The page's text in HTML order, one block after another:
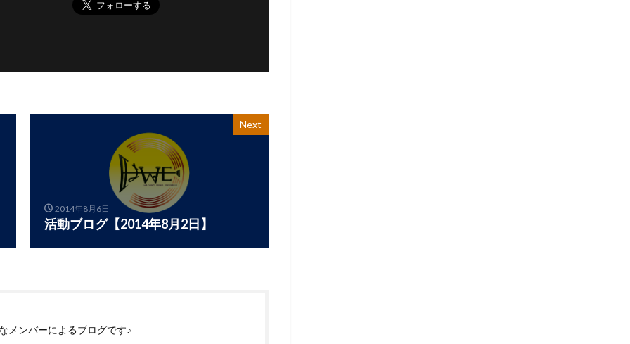
Next
2014年8月6日
活動ブログ【2014年8月2日】
メンバーによるブログです♪